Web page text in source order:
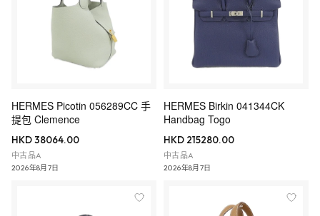
HERMES Picotin 056289CC 手
提包 Clemence
HKD 38064.00
中古品A
2026年8月7日
HERMES Birkin 041344CK
Handbag Togo
HKD 215280.00
中古品A
2026年8月7日